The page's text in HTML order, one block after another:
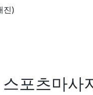
진)
포츠마사